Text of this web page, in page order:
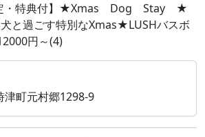
定・特典付】★Xmas Dog Stay ★
と過ごす特別なXmas★LUSHバスボ
円～(4)
町元村郷1298‐9